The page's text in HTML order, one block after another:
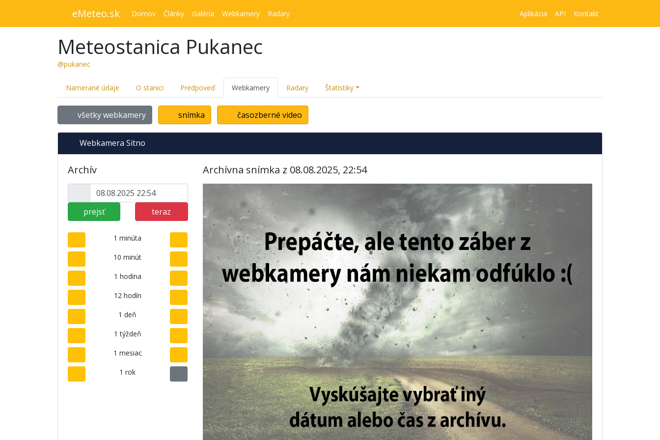
eMeteo.sk Domov Články Galéria Webkamery Radary Aplikácia API Kontakt
Meteostanica Pukanec
@pukanec
Namerané údaje O stanici Predpoveď Webkamery Radary Štatistiky
všetky webkamery snímka časozberné video
Webkamera Sitno
Archív
prejsť teraz
1 minúta
10 minút
1 hodina
12 hodín
1 deň
1 týždeň
1 mesiac
1 rok
Archívna snímka z 08.08.2025, 22:54